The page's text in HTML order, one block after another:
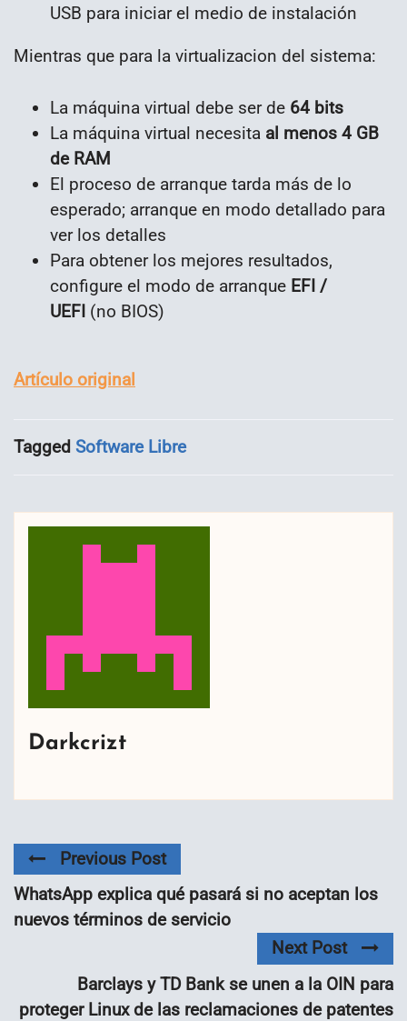
USB para iniciar el medio de instalación
Mientras que para la virtualizacion del sistema:
La máquina virtual debe ser de 64 bits
La máquina virtual necesita al menos 4 GB
de RAM
El proceso de arranque tarda más de lo
esperado; arranque en modo detallado para
ver los detalles
Para obtener los mejores resultados,
configure el modo de arranque EFI /
UEFI (no BIOS)
Artículo original
Tagged Software Libre
Darkcrizt
Previous Post
WhatsApp explica qué pasará si no aceptan los
nuevos términos de servicio
Next Post
Barclays y TD Bank se unen a la OIN para
proteger Linux de las reclamaciones de patentes